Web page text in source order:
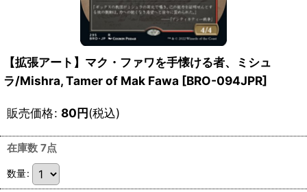
【拡張アート】マク・ファワを手懐ける者、ミシュ
ラ/Mishra, Tamer of Mak Fawa [BRO-094JPR]
販売価格: 80円(税込)
在庫数 7点
数量: